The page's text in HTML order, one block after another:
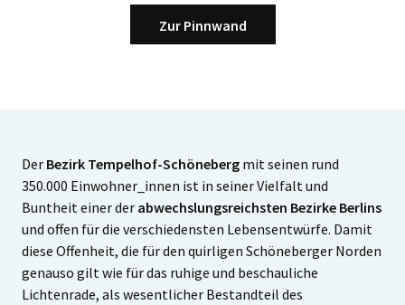
Zur Pinnwand
Der Bezirk Tempelhof-Schöneberg mit seinen rund
350.000 Einwohner_innen ist in seiner Vielfalt und
Buntheit einer der abwechslungsreichsten Bezirke Berlins
und offen für die verschiedensten Lebensentwürfe. Damit
diese Offenheit, die für den quirligen Schöneberger Norden
genauso gilt wie für das ruhige und beschauliche
Lichtenrade, als wesentlicher Bestandteil des